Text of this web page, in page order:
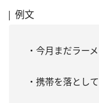
例文
・今月まだラー
・携帯を落とし